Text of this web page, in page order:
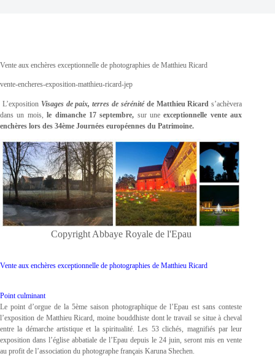
Vente aux enchères exceptionnelle de photographies de Matthieu Ricard
vente-encheres-exposition-matthieu-ricard-jep
L’exposition Visages de paix, terres de sérénité de Matthieu Ricards’achèvera
dans un mois, le dimanche 17 septembre, sur une exceptionnelle vente aux
enchères lors des 34ème Journées européennes du Patrimoine.
Copyright Abbaye Royale de l'Epau
Vente aux enchères exceptionnelle de photographies de Matthieu Ricard
Point culminant
Le point d’orgue de la 5ème saison photographique de l’Epau est sans conteste
l’exposition de Matthieu Ricard, moine bouddhiste dont le travail se situe à cheval
entre la démarche artistique et la spiritualité. Les 53 clichés, magnifiés par leur
exposition dans l’église abbatiale de l’Epau depuis le 24 juin, seront mis en vente
au profit de l’association du photographe français Karuna Shechen.